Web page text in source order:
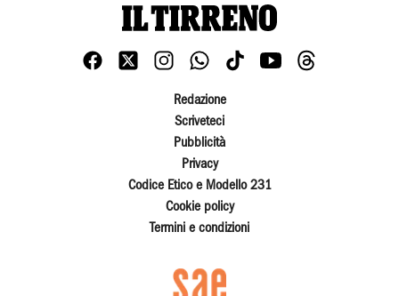
Redazione
Scriveteci
Pubblicità
Privacy
Codice Etico e Modello 231
Cookie policy
Termini e condizioni